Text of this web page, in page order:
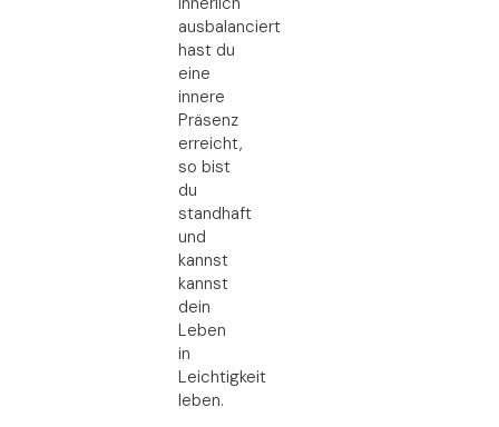
ausbalanciert
hast du
eine
innere
Präsenz
erreicht,
so bist
du
standhaft
und
kannst
kannst
dein
Leben
in
Leichtigkeit
leben.